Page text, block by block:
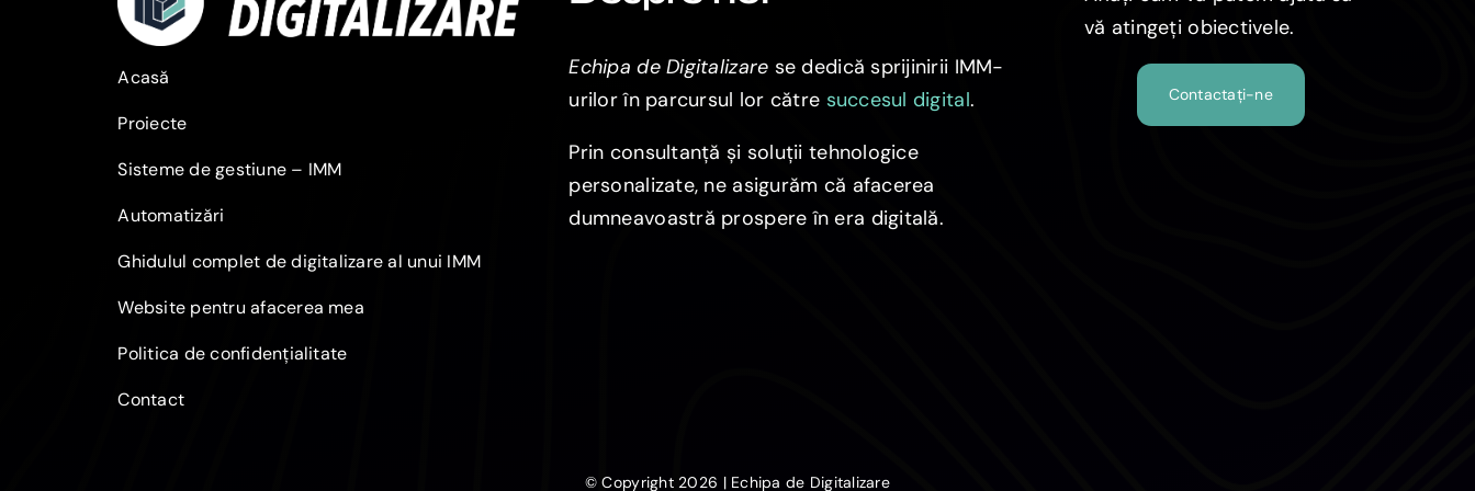
Acasă
Proiecte
Sisteme de gestiune – IMM
Automatizări
Ghidulul complet de digitalizare al unui IMM
Website pentru afacerea mea
Politica de confidențialitate
Contact
Echipa de Digitalizare se dedică sprijinirii IMM-
urilor în parcursul lor către succesul digital.
Prin consultanță și soluții tehnologice
personalizate, ne asigurăm că afacerea
dumneavoastră prospere în era digitală.
vă atingeți obiectivele.
Contactați-ne
© Copyright 2026 | Echipa de Digitalizare